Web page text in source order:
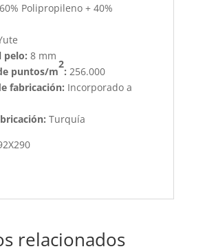
60% Polipropileno + 40%
pelo: 8 mm
puntos/m
2
: 256.000
fabricación: Incorporado a
Turquía
relacionados